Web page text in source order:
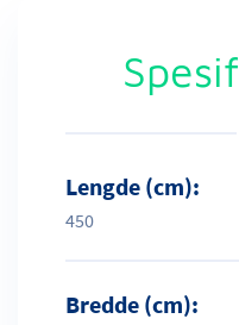
Lengde (cm):
450
Bredde (cm):